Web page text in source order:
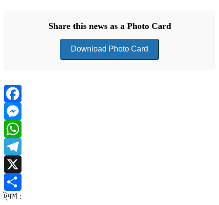
Share this news as a Photo Card
Download Photo Card
Facebook
Messenger
WhatsApp
Telegram
X
Share
ট্যাগ :